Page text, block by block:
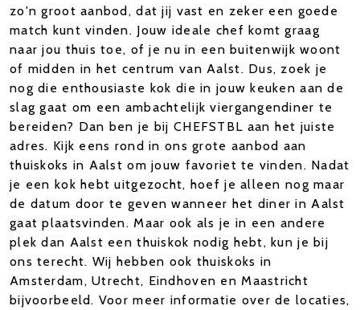
zo'n groot aanbod, dat jij vast en zeker een goede
match kunt vinden. Jouw ideale chef komt graag
naar jou thuis toe, of je nu in een buitenwijk woont
of midden in het centrum van Aalst. Dus, zoek je
nog die enthousiaste kok die in jouw keuken aan de
slag gaat om een ambachtelijk viergangendiner te
bereiden? Dan ben je bij CHEFSTBL aan het juiste
adres. Kijk eens rond in ons grote aanbod aan
thuiskoks in Aalst om jouw favoriet te vinden. Nadat
je een kok hebt uitgezocht, hoef je alleen nog maar
de datum door te geven wanneer het diner in Aalst
gaat plaatsvinden. Maar ook als je in een andere
plek dan Aalst een thuiskok nodig hebt, kun je bij
ons terecht. Wij hebben ook thuiskoks in
Amsterdam, Utrecht, Eindhoven en Maastricht
bijvoorbeeld. Voor meer informatie over de locaties,